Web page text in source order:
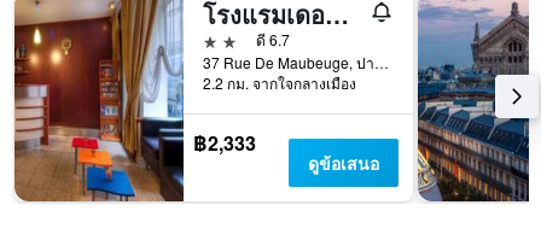
ก่อน
การ
เข้า
พัก
แผนภูมิ
มี
แกน
1
โรงแรมเดอปารีส โอเปรา
2 ดาว
ดี 6.7
37 Rue De Maubeuge, ปารีส, ฝรั่งเศส
2.2 กม. จากใจกลางเมือง
฿2,333
ดูข้อเสนอ